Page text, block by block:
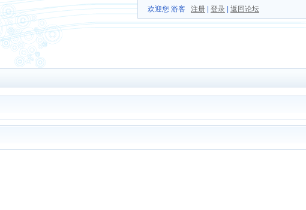
欢迎您 游客 注册| 登录| 返回论坛